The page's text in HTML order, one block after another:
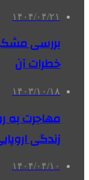
۱۴۰۴/۰۴/۲۱
بررسی
خطرات آن
۱۴۰۳/۱۰/۱۸
مهاجرت به
زندگی
۱۴۰۴/۰۴/۱۰